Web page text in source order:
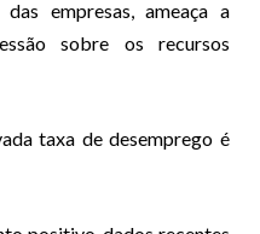
empresas, ameaça a
sobre os recursos
taxa de desemprego é